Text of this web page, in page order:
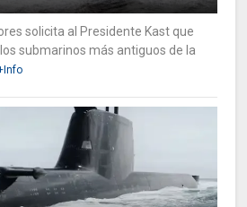
solicita al Presidente Kast que
submarinos más antiguos de la